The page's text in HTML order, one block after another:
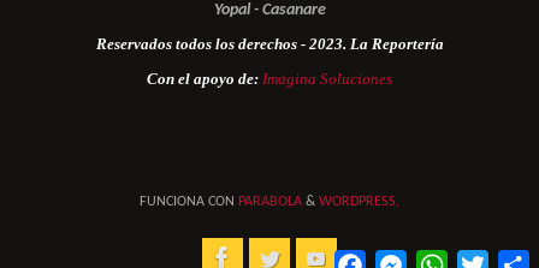
Yopal - Casanare
Reservados todos los derechos - 2023. La Reportería
Con el apoyo de: Imagina Soluciones
FUNCIONA CON PARABOLA & WORDPRESS.
FacebookMessengerWhatsApp
Twitter